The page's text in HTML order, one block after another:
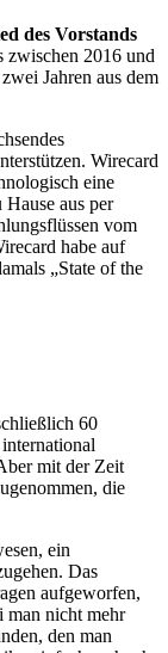
des Vorstands
zwischen 2016 und
Jahren aus dem
Wirecard
eine
Hause aus per
vom
habe auf
„State of the
60
mit der Zeit
die
ein
Das
aufgeworfen,
man nicht mehr
den man